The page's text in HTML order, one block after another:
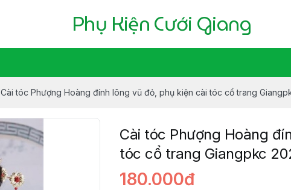
Phụ Kiện Cưới Giang
Cài tóc Phượng Hoàng đính lông vũ đỏ, phụ kiện cài tóc cổ trang
Cài tóc Phượng Hoàng
tóc cổ trang Giangpkc
180.000đ